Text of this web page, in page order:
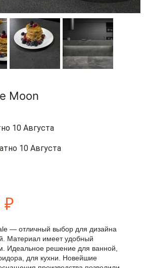
Moon
10 Августа
10 Августа
₽
— отличный выбор для дизайна
Материал имеет удобный
Идеальное решение для ванной,
для кухни. Новейшие